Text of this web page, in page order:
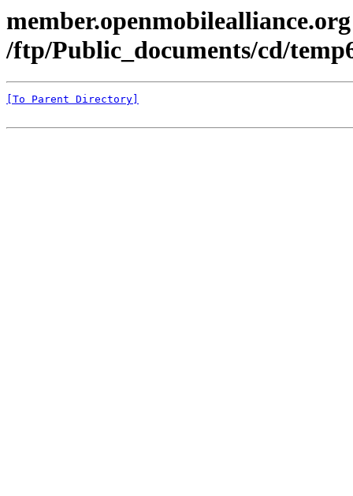
/ftp/Public_documents/cd/
[To Parent Directory]